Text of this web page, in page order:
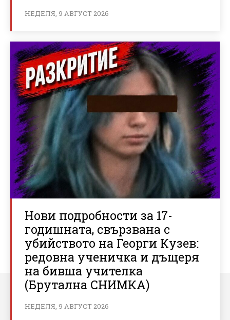
НЕДЕЛЯ, 9 АВГУСТ 2026
Нови подробности за 17-
годишната, свързвана с
убийството на Георги Кузев:
редовна ученичка и дъщеря
на бивша учителка
(Брутална СНИМКА)
НЕДЕЛЯ, 9 АВГУСТ 2026